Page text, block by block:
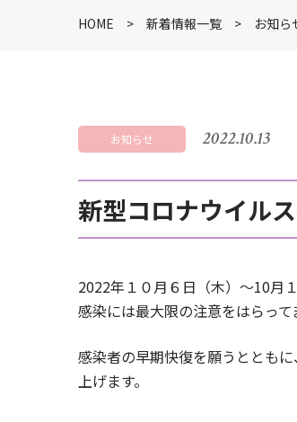
HOME 新着情報一覧 お知ら
お知らせ 2022.10.13
新型コロナウイル
2022年１０月６日（木）～10月
感染には最大限の注意をはらって
感染者の早期快復を願うととも
上げます。